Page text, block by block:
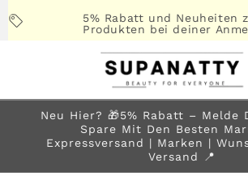
5% Rabatt und Neuheiten
Produkten bei deiner
Neu Hier? 🎁5% Rabatt – Melde
Spare Mit Den Besten
Expressversand | Marken |
Versand 📍